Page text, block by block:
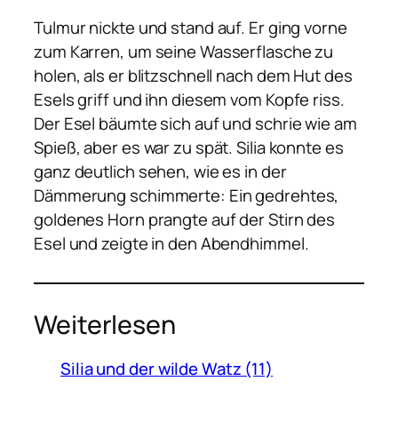
Tulmur nickte und stand auf. Er ging vorne
zum Karren, um seine Wasserflasche zu
holen, als er blitzschnell nach dem Hut des
Esels griff und ihn diesem vom Kopfe riss.
Der Esel bäumte sich auf und schrie wie am
Spieß, aber es war zu spät. Silia konnte es
ganz deutlich sehen, wie es in der
Dämmerung schimmerte: Ein gedrehtes,
goldenes Horn prangte auf der Stirn des
Esel und zeigte in den Abendhimmel.
Weiterlesen
Silia und der wilde Watz (11)